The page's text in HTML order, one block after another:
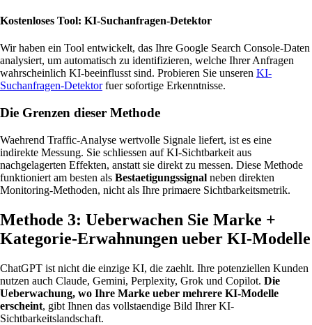
Kostenloses Tool: KI-Suchanfragen-Detektor
Wir haben ein Tool entwickelt, das Ihre Google Search Console-Daten
analysiert, um automatisch zu identifizieren, welche Ihrer Anfragen
wahrscheinlich KI-beeinflusst sind. Probieren Sie unseren KI-
Suchanfragen-Detektorfuer sofortige Erkenntnisse.
Die Grenzen dieser Methode
Waehrend Traffic-Analyse wertvolle Signale liefert, ist es eine
indirekte Messung. Sie schliessen auf KI-Sichtbarkeit aus
nachgelagerten Effekten, anstatt sie direkt zu messen. Diese Methode
funktioniert am besten als Bestaetigungssignal neben direkten
Monitoring-Methoden, nicht als Ihre primaere Sichtbarkeitsmetrik.
Methode 3: Ueberwachen Sie Marke +
Kategorie-Erwahnungen ueber KI-Modelle
ChatGPT ist nicht die einzige KI, die zaehlt. Ihre potenziellen Kunden
nutzen auch Claude, Gemini, Perplexity, Grok und Copilot. Die
Ueberwachung, wo Ihre Marke ueber mehrere KI-Modelle
erscheint, gibt Ihnen das vollstaendige Bild Ihrer KI-
Sichtbarkeitslandschaft.